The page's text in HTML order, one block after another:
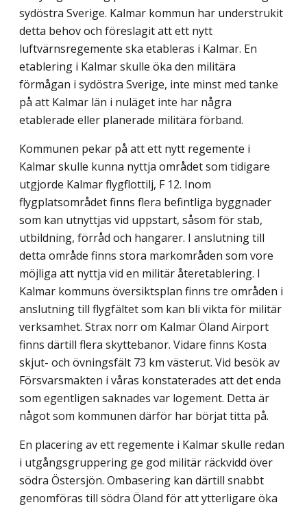
sydöstra Sverige. Kalmar kommun har understrukit
detta behov och föreslagit att ett nytt
luftvärnsregemente ska etableras i Kalmar. En
etablering i Kalmar skulle öka den militära
förmågan i sydöstra Sverige, inte minst med tanke
på att Kalmar län i nuläget inte har några
etablerade eller planerade militära förband.
Kommunen pekar på att ett nytt regemente i
Kalmar skulle kunna nyttja området som tidigare
utgjorde Kalmar flygflottilj, F 12. Inom
flygplatsområdet finns flera befintliga byggnader
som kan utnyttjas vid uppstart, såsom för stab,
utbildning, förråd och hangarer. I anslutning till
detta område finns stora markområden som vore
möjliga att nyttja vid en militär återetablering. I
Kalmar kommuns översiktsplan finns tre områden i
anslutning till flygfältet som kan bli vikta för militär
verksamhet. Strax norr om Kalmar Öland Airport
finns därtill flera skyttebanor. Vidare finns Kosta
skjut- och övningsfält 73 km västerut. Vid besök av
Försvarsmakten i våras konstaterades att det enda
som egentligen saknades var logement. Detta är
något som kommunen därför har börjat titta på.
En placering av ett regemente i Kalmar skulle redan
i utgångsgruppering ge god militär räckvidd över
södra Östersjön. Ombasering kan därtill snabbt
genomföras till södra Öland för att ytterligare öka